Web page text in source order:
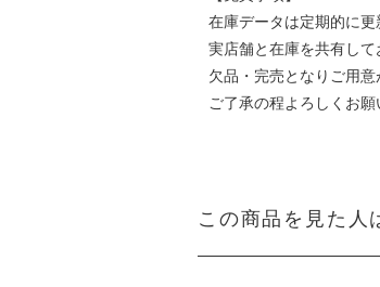
在庫データは定期的に
実店舗と在庫を共有し
欠品・完売となりご用意
ご了承の程よろしくお願
この商品を見た人